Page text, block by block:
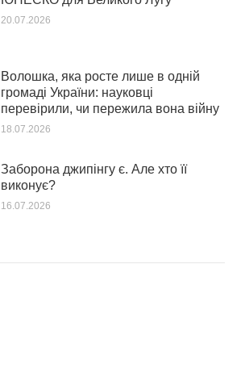
20.07.2026
Волошка, яка росте лише в одній
громаді України: науковці
перевірили, чи пережила вона війну
18.07.2026
Заборона джипінгу є. Але хто її
виконує?
16.07.2026